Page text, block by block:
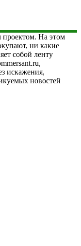
проектом. На этом
ни какие
собой ленту
искажения,
новостей